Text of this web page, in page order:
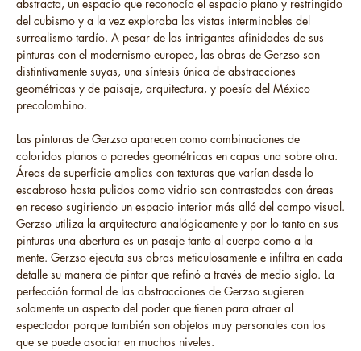
abstracta, un espacio que reconocía el espacio plano y restringido
del cubismo y a la vez exploraba las vistas interminables del
surrealismo tardío. A pesar de las intrigantes afinidades de sus
pinturas con el modernismo europeo, las obras de Gerzso son
distintivamente suyas, una síntesis única de abstracciones
geométricas y de paisaje, arquitectura, y poesía del México
precolombino.
Las pinturas de Gerzso aparecen como combinaciones de
coloridos planos o paredes geométricas en capas una sobre otra.
Áreas de superficie amplias con texturas que varían desde lo
escabroso hasta pulidos como vidrio son contrastadas con áreas
en receso sugiriendo un espacio interior más allá del campo visual.
Gerzso utiliza la arquitectura analógicamente y por lo tanto en sus
pinturas una abertura es un pasaje tanto al cuerpo como a la
mente. Gerzso ejecuta sus obras meticulosamente e infiltra en cada
detalle su manera de pintar que refinó a través de medio siglo. La
perfección formal de las abstracciones de Gerzso sugieren
solamente un aspecto del poder que tienen para atraer al
espectador porque también son objetos muy personales con los
que se puede asociar en muchos niveles.